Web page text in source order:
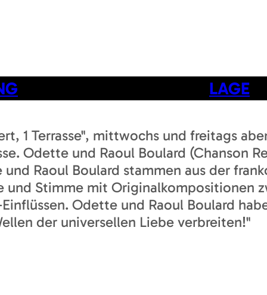
LAGE
1 Terrasse", mittwochs und freitags
Odette und Raoul Boulard (Chanson
Raoul Boulard stammen aus der
und Stimme mit Originalkompositionen
Odette und Raoul Boulard
der universellen Liebe verbreiten!"